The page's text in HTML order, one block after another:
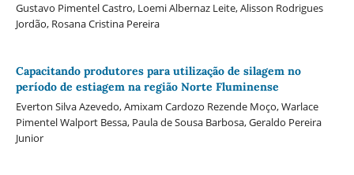
Gustavo Pimentel Castro, Loemi Albernaz Leite, Alisson Rodrigues
Jordão, Rosana Cristina Pereira
Capacitando produtores para utilização de silagem no
período de estiagem na região Norte Fluminense
Everton Silva Azevedo, Amixam Cardozo Rezende Moço, Warlace
Pimentel Walport Bessa, Paula de Sousa Barbosa, Geraldo Pereira
Junior